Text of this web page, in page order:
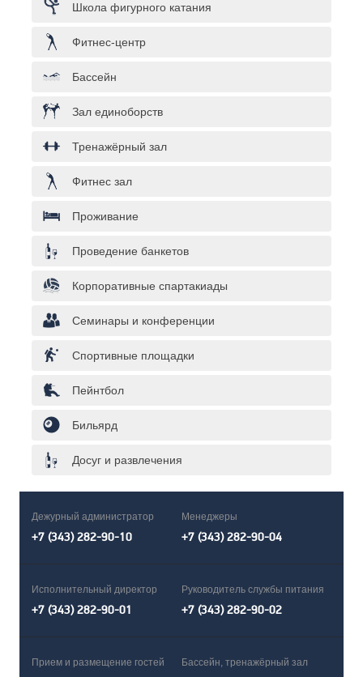
Школа фигурного катания
Фитнес-центр
Бассейн
Зал единоборств
Тренажёрный зал
Фитнес зал
Проживание
Проведение банкетов
Корпоративные спартакиады
Семинары и конференции
Спортивные площадки
Пейнтбол
Бильярд
Досуг и развлечения
Дежурный администратор
+7 (343) 282-90-10
Менеджеры
+7 (343) 282-90-04
Исполнительный директор
+7 (343) 282-90-01
Руководитель службы питания
+7 (343) 282-90-02
Прием и размещение гостей Бассейн, тренажёрный зал